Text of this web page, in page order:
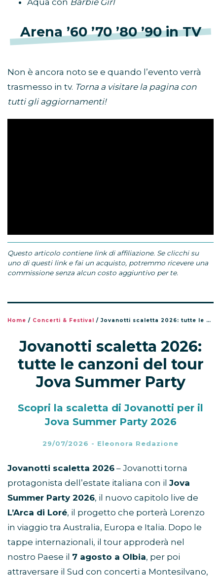
Aqua con Barbie Girl
Arena ’60 ’70 ’80 ’90 in TV
Non è ancora noto se e quando l’evento verrà
trasmesso in tv. Torna a visitare la pagina con
tutti gli aggiornamenti!
Questo articolo contiene link di affiliazione. Se clicchi su
uno di questi link e fai un acquisto, potremmo ricevere una
commissione senza alcun costo aggiuntivo per te.
Home / Concerti & Festival / Jovanotti scaletta 2026: tutte le canzoni del tour Jova Summer Party
Jovanotti scaletta 2026:
tutte le canzoni del tour
Jova Summer Party
Scopri la scaletta di Jovanotti per il
Jova Summer Party 2026
29/07/2026 - Eleonora Redazione
Jovanotti scaletta 2026 – Jovanotti torna
protagonista dell’estate italiana con il Jova
Summer Party 2026, il nuovo capitolo live de
L’Arca di Loré, il progetto che porterà Lorenzo
in viaggio tra Australia, Europa e Italia. Dopo le
tappe internazionali, il tour approderà nel
nostro Paese il 7 agosto a Olbia, per poi
attraversare il Sud con concerti a Montesilvano,